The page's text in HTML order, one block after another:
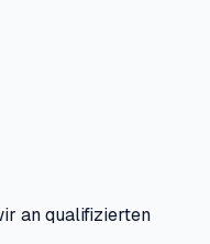
an qualifizierten